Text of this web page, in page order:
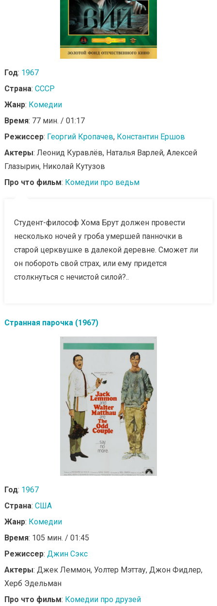
Год: 1967
Страна: СССР
Жанр: Комедии
Время: 77 мин. / 01:17
Режиссер: Георгий Кропачев, Константин Ершов
Актеры: Леонид Куравлёв, Наталья Варлей, Алексей
Глазырин, Николай Кутузов
Про что фильм: Комедии про ведьм
Студент-философ Хома Брут должен провести
несколько ночей у гроба умершей панночки в
старой церквушке в далекой деревне. Сможет ли
он побороть свой страх, или ему придется
столкнуться с нечистой силой?..
Странная парочка (1967)
Год: 1967
Страна: США
Жанр: Комедии
Время: 105 мин. / 01:45
Режиссер: Джин Сэкс
Актеры: Джек Леммон, Уолтер Мэттау, Джон Фидлер,
Херб Эдельман
Про что фильм: Комедии про друзей